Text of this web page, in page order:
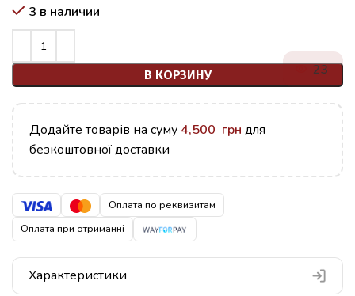
3 в наличии
В КОРЗИНУ 19
Додайте товарів на суму 4,500 грн для
безкоштовної доставки
Оплата по реквизитам
Оплата при отриманні
Характеристики